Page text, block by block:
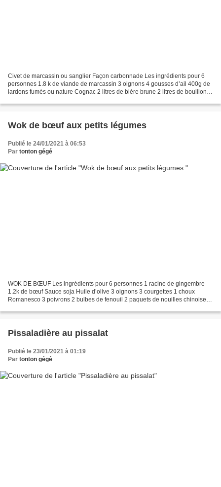
Civet de marcassin ou sanglier Façon carbonnade Les ingrédients pour 6
personnes 1.8 k de viande de marcassin 3 oignons 4 gousses d’ail 400g de
lardons fumés ou nature Cognac 2 litres de bière brune 2 litres de bouillon
Wok de bœuf aux petits légumes
Publié le 24/01/2021 à 06:53
Par tonton gégé
WOK DE BŒUF Les ingrédients pour 6 personnes 1 racine de gingembre
1.2k de bœuf Sauce soja Huile d’olive 3 oignons 3 courgettes 1 choux
Romanesco 3 poivrons 2 bulbes de fenouil 2 paquets de nouilles chinoises
Pissaladière au pissalat
Publié le 23/01/2021 à 01:19
Par tonton gégé